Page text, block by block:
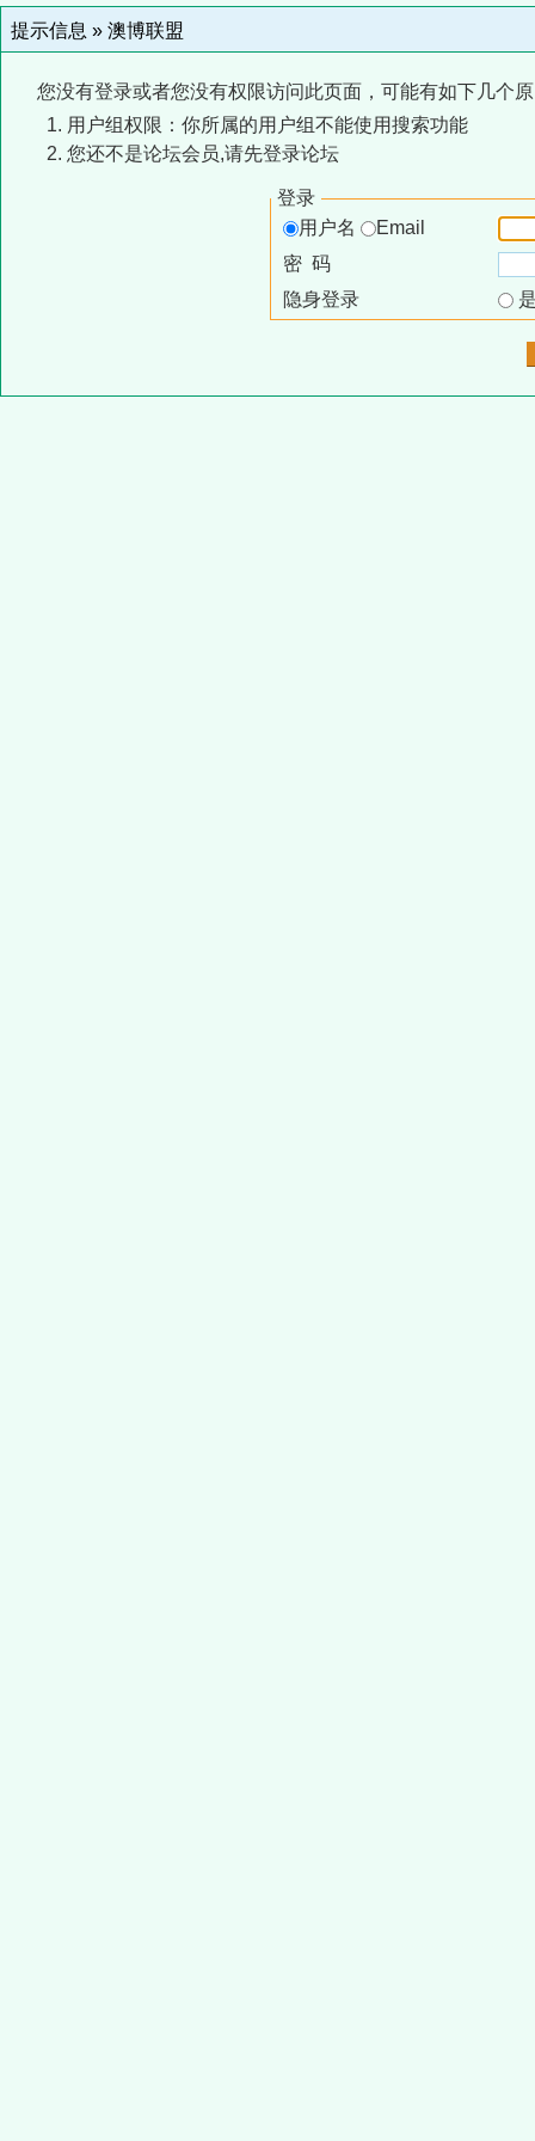
提示信息 » 澳博联盟
您没有登录或者您没有权限访问此页面，可能有如下几个
用户组权限：你所属的用户组不能使用搜索功能
您还不是论坛会员,请先登录论坛
登录
用户名
Email
密 码
隐身登录